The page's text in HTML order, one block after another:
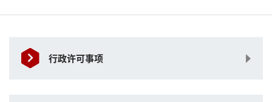
行政许可事项